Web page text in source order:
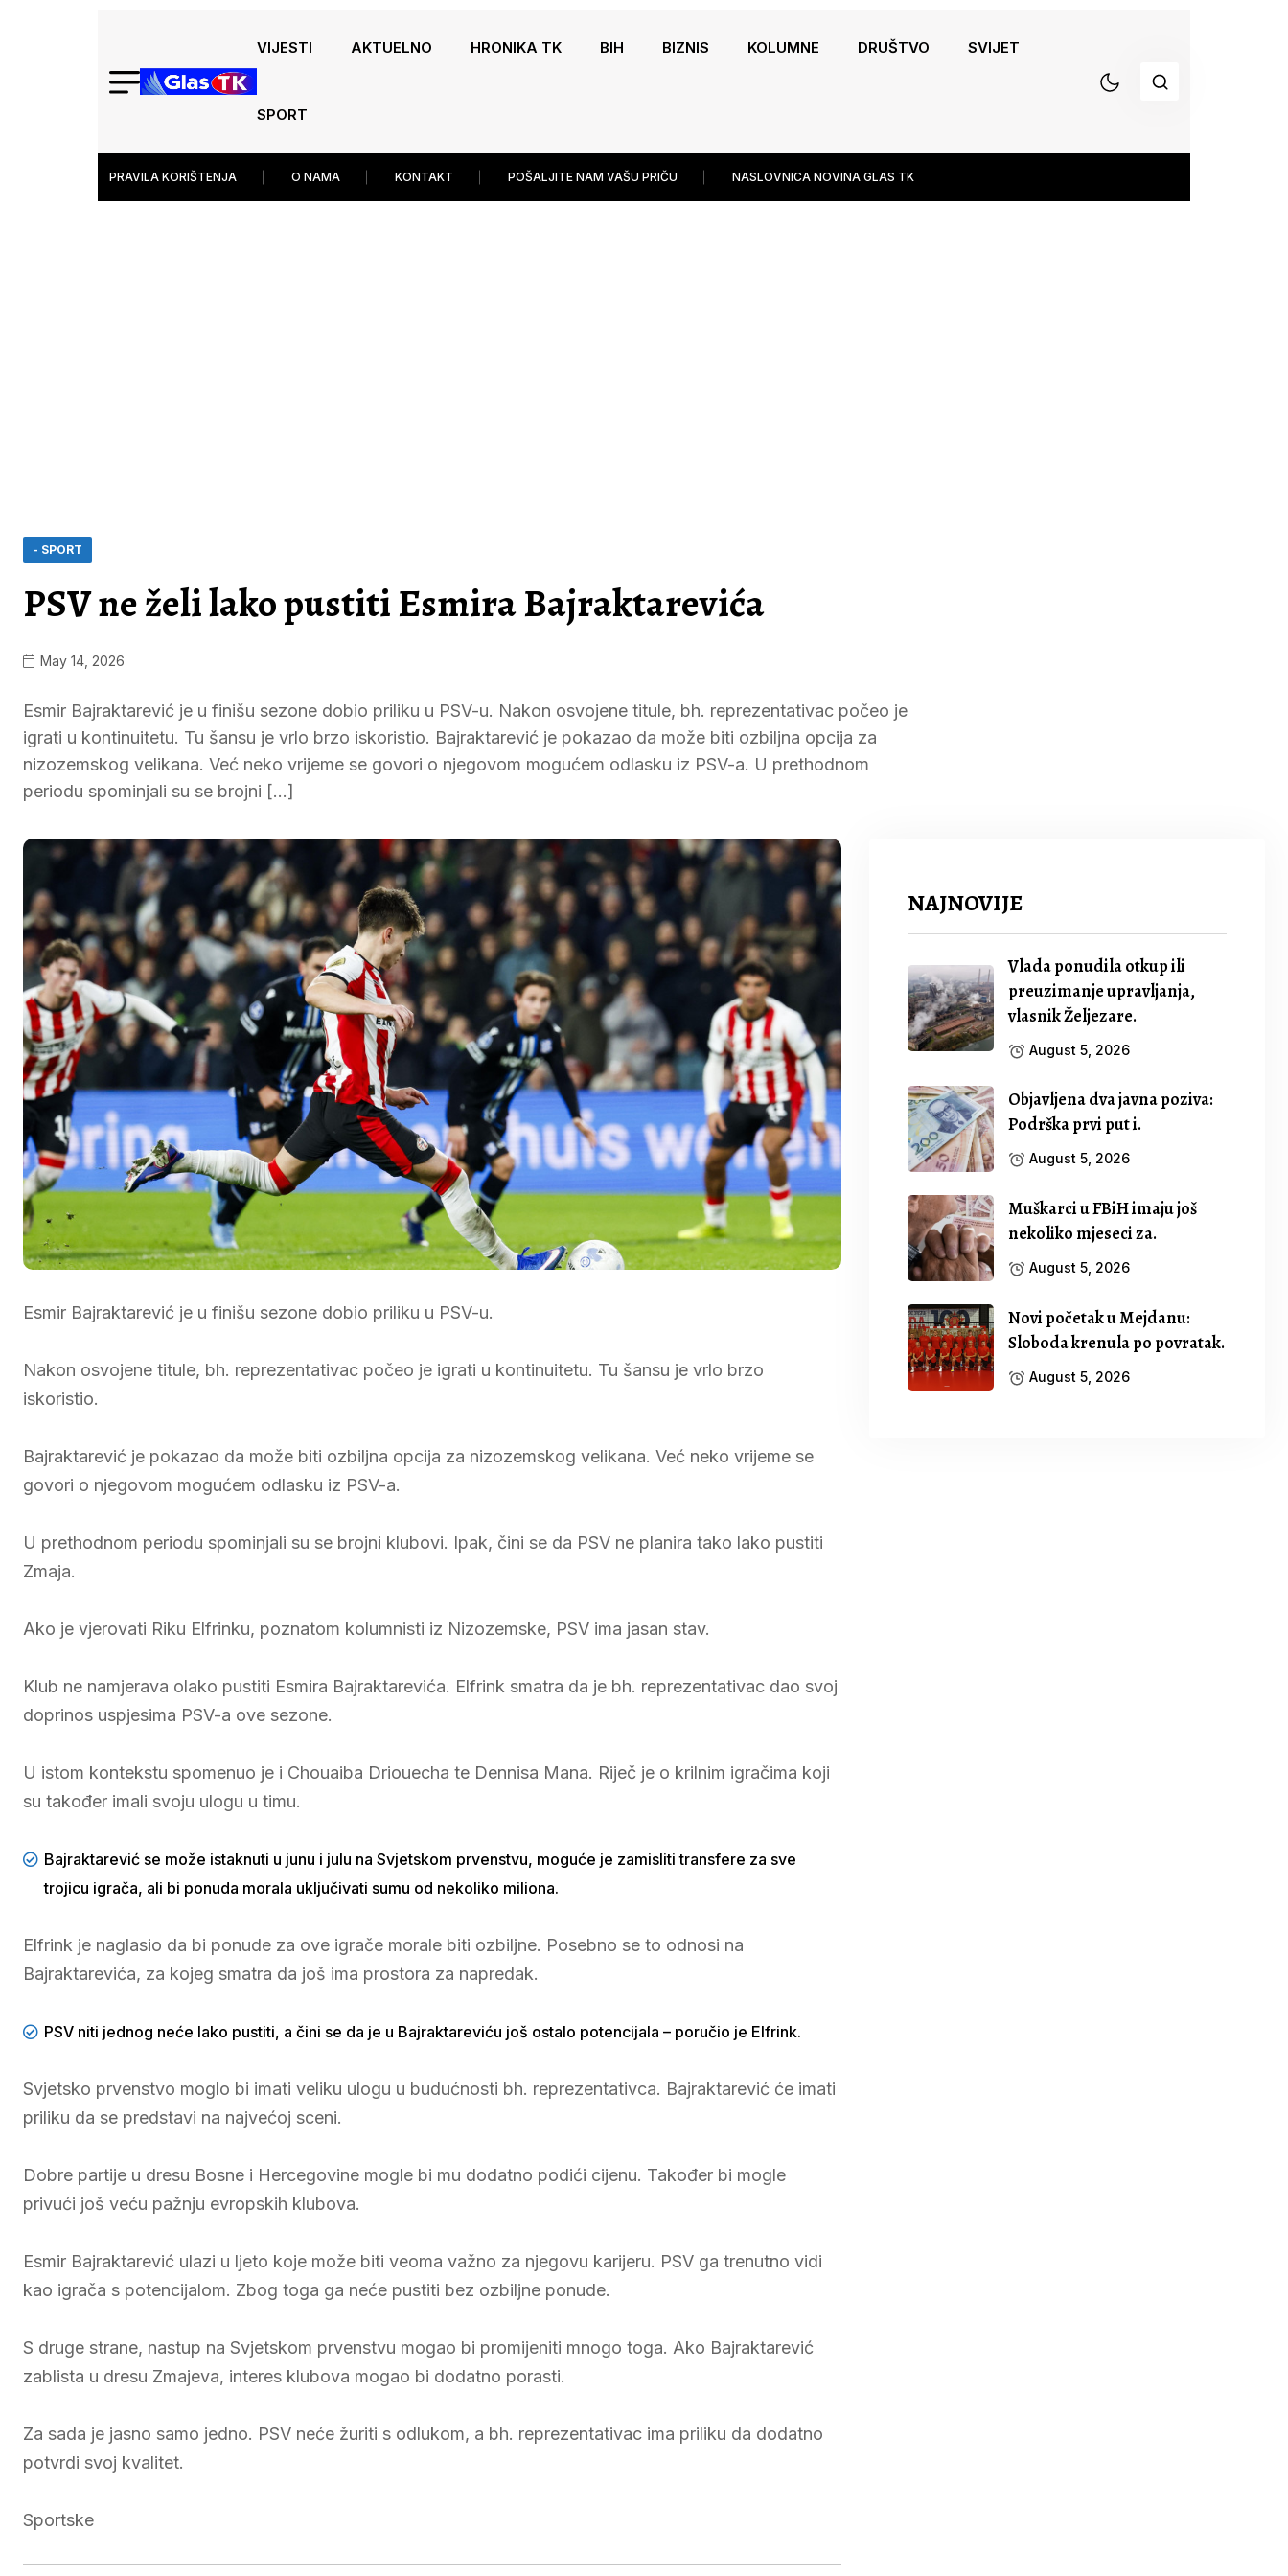
VIJESTI AKTUELNO HRONIKA TK BIH BIZNIS KOLUMNE DRUŠTVO SVIJET
SPORT
PRAVILA KORIŠTENJA O NAMA KONTAKT POŠALJITE NAM VAŠU PRIČU NASLOVNICA NOVINA GLAS TK
- SPORT
PSV ne želi lako pustiti Esmira Bajraktarevića
May 14, 2026
Esmir Bajraktarević je u finišu sezone dobio priliku u PSV-u. Nakon osvojene titule, bh. reprezentativac počeo je
igrati u kontinuitetu. Tu šansu je vrlo brzo iskoristio. Bajraktarević je pokazao da može biti ozbiljna opcija za
nizozemskog velikana. Već neko vrijeme se govori o njegovom mogućem odlasku iz PSV-a. U prethodnom
periodu spominjali su se brojni […]
Esmir Bajraktarević je u finišu sezone dobio priliku u PSV-u.
Nakon osvojene titule, bh. reprezentativac počeo je igrati u kontinuitetu. Tu šansu je vrlo brzo
iskoristio.
Bajraktarević je pokazao da može biti ozbiljna opcija za nizozemskog velikana. Već neko vrijeme se
govori o njegovom mogućem odlasku iz PSV-a.
U prethodnom periodu spominjali su se brojni klubovi. Ipak, čini se da PSV ne planira tako lako pustiti
Zmaja.
Ako je vjerovati Riku Elfrinku, poznatom kolumnisti iz Nizozemske, PSV ima jasan stav.
Klub ne namjerava olako pustiti Esmira Bajraktarevića. Elfrink smatra da je bh. reprezentativac dao svoj
doprinos uspjesima PSV-a ove sezone.
U istom kontekstu spomenuo je i Chouaiba Driouecha te Dennisa Mana. Riječ je o krilnim igračima koji
su također imali svoju ulogu u timu.
Bajraktarević se može istaknuti u junu i julu na Svjetskom prvenstvu, moguće je zamisliti transfere za sve
trojicu igrača, ali bi ponuda morala uključivati sumu od nekoliko miliona.
Elfrink je naglasio da bi ponude za ove igrače morale biti ozbiljne. Posebno se to odnosi na
Bajraktarevića, za kojeg smatra da još ima prostora za napredak.
PSV niti jednog neće lako pustiti, a čini se da je u Bajraktareviću još ostalo potencijala – poručio je Elfrink.
Svjetsko prvenstvo moglo bi imati veliku ulogu u budućnosti bh. reprezentativca. Bajraktarević će imati
priliku da se predstavi na najvećoj sceni.
Dobre partije u dresu Bosne i Hercegovine mogle bi mu dodatno podići cijenu. Također bi mogle
privući još veću pažnju evropskih klubova.
Esmir Bajraktarević ulazi u ljeto koje može biti veoma važno za njegovu karijeru. PSV ga trenutno vidi
kao igrača s potencijalom. Zbog toga ga neće pustiti bez ozbiljne ponude.
S druge strane, nastup na Svjetskom prvenstvu mogao bi promijeniti mnogo toga. Ako Bajraktarević
zablista u dresu Zmajeva, interes klubova mogao bi dodatno porasti.
Za sada je jasno samo jedno. PSV neće žuriti s odlukom, a bh. reprezentativac ima priliku da dodatno
potvrdi svoj kvalitet.
Sportske
NAJNOVIJE
Vlada ponudila otkup ili
preuzimanje upravljanja,
vlasnik Željezare.
August 5, 2026
Objavljena dva javna poziva:
Podrška prvi put i.
August 5, 2026
Muškarci u FBiH imaju još
nekoliko mjeseci za.
August 5, 2026
Novi početak u Mejdanu:
Sloboda krenula po povratak.
August 5, 2026